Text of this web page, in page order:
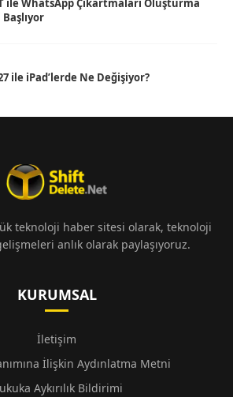
ile WhatsApp Çıkartmaları Oluşturma
ile iPad’lerde Ne Değişiyor?
teknoloji haber sitesi olarak, teknoloji
anlık olarak paylaşıyoruz.
KURUMSAL
İletişim
İlişkin Aydınlatma Metni
Aykırılık Bildirimi